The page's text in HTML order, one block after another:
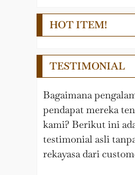
Plakat Kayu
Tropy
Samir
HOT ITEM!
TESTIMONIAL
Bagaimana
pendapat mereka
kami? Berikut ini
testimonial asli
rekayasa dari